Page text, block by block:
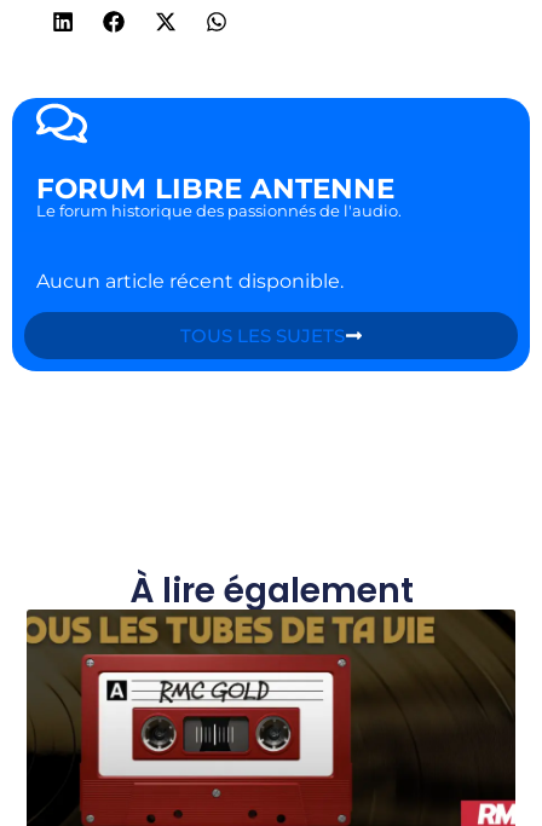
FORUM LIBRE ANTENNE
Le forum historique des passionnés de l'audio.
Aucun article récent disponible.
TOUS LES SUJETS
À lire également